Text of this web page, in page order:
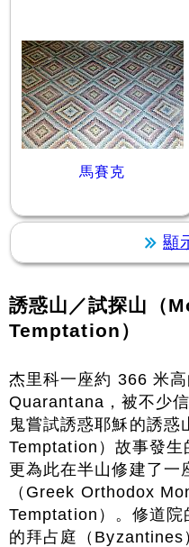
馬賽克
顯
誘惑山／試探山（
Temptation）
杰里科一座約 366 米
Quarantana，被不少
鬼嘗試誘惑耶穌的誘
Temptation）故事發生
更為此在半山修建了一
（Greek Orthodox
Temptation）。修道院
的拜占庭（Byzantines